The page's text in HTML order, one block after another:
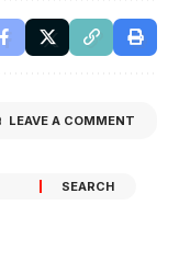
LEAVE A COMMENT